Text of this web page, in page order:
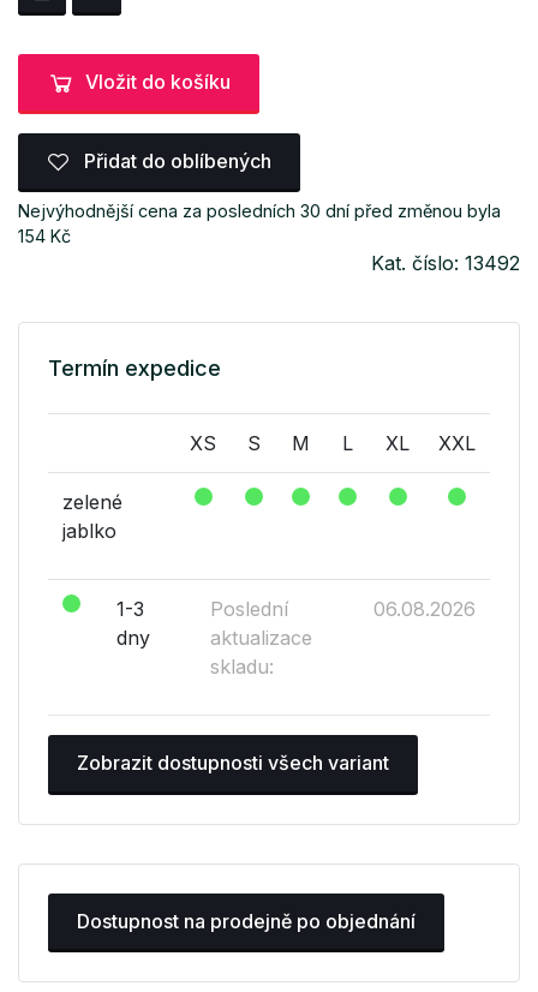
Vložit do košíku
Přidat do oblíbených
Nejvýhodnější cena za posledních 30 dní před změnou byla
154 Kč
Kat. číslo: 13492
Termín expedice
XS S M L XL XXL
zelené
jablko
1-3
dny
Poslední
aktualizace
skladu:
06.08.2026
Zobrazit dostupnosti všech variant
Dostupnost na prodejně po objednání